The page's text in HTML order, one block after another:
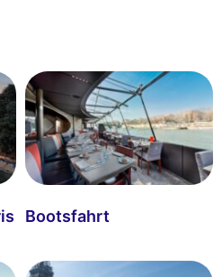
Bootsfahrt